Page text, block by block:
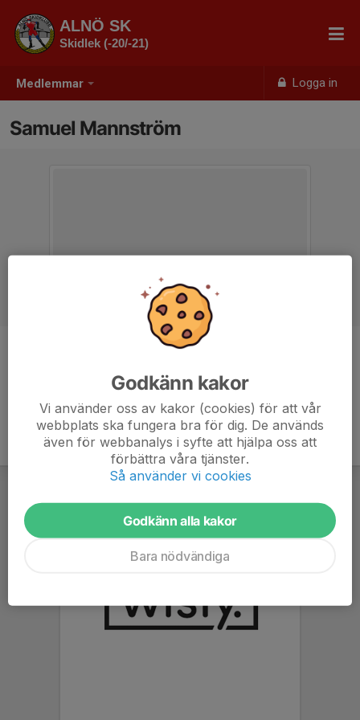
Medlemmar Logga in
ALNÖ SK
Skidlek (-20/-21)
Samuel Mannström
Godkänn kakor
Vi använder oss av kakor (cookies) för att vår
webbplats ska fungera bra för dig. De används
även för webbanalys i syfte att hjälpa oss att
förbättra våra tjänster.
Så använder vi cookies
Godkänn alla kakor
Bara nödvändiga